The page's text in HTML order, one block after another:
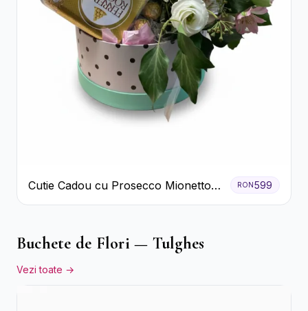
Cutie Cadou cu Prosecco Mionetto
Ferrero Rocher și Flori Pastelate
RON 599
Buchete de Flori — Tulghes
Vezi toate →